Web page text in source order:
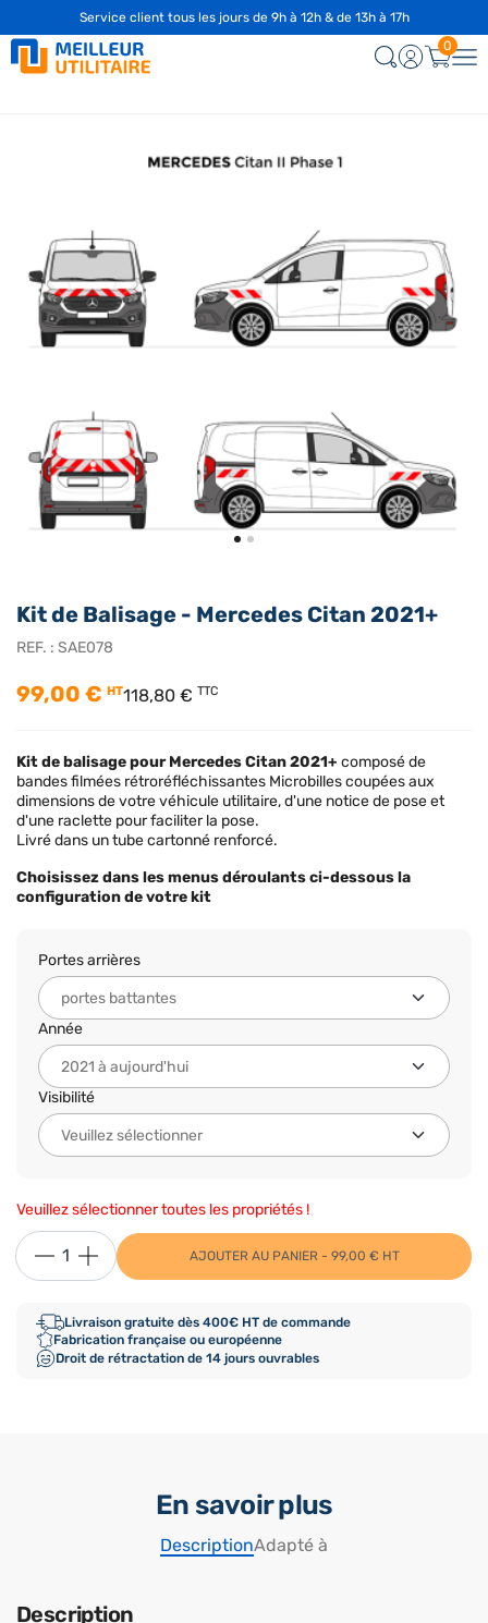
Kit de Balisage - Mercedes Citan 2021+
REF. : SAE078
99,00 € HT118,80 € TTC
Kit de balisage pour Mercedes Citan 2021+ composé de
bandes filmées rétroréfléchissantes Microbilles coupées aux
dimensions de votre véhicule utilitaire, d'une notice de pose et
d'une raclette pour faciliter la pose.
Livré dans un tube cartonné renforcé.
Choisissez dans les menus déroulants ci-dessous la
configuration de votre kit
Portes arrières
Année
Visibilité
Veuillez sélectionner toutes les propriétés !
AJOUTER AU PANIER - 99,00 € HT
Livraison gratuite dès 400€ HT de commande
Fabrication française ou européenne
Droit de rétractation de 14 jours ouvrables
En savoir plus
DescriptionAdapté à
Description
Service client tous les jours de 9h à 12h & de 13h à 17h
0